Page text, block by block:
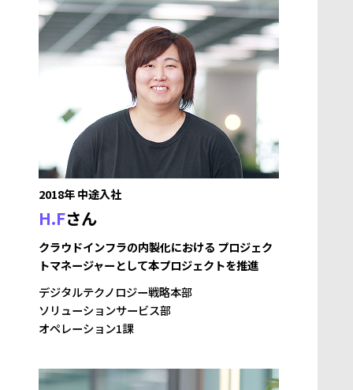
2018年 中途入社
H.Fさん
クラウドインフラの内製化における プロジェク
トマネージャーとして本プロジェクトを推進
デジタルテクノロジー戦略本部
ソリューションサービス部
オペレーション1課